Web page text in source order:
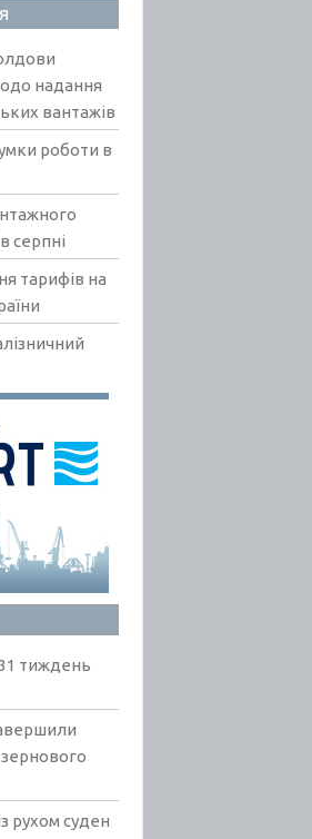
надання
вантажів
роботи в
серпні
тарифів на
тиждень
рухом суден